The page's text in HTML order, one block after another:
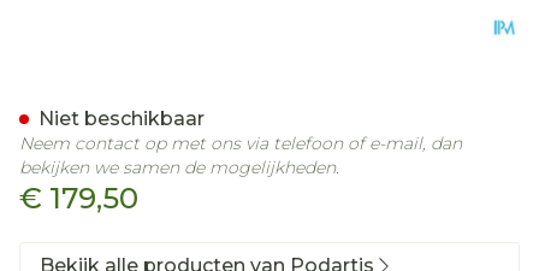
€ 179,50
Niet beschikbaar
Neem contact op met ons via telefoon of e-mail, dan
bekijken we samen de mogelijkheden.
Bekijk alle producten van Podartis